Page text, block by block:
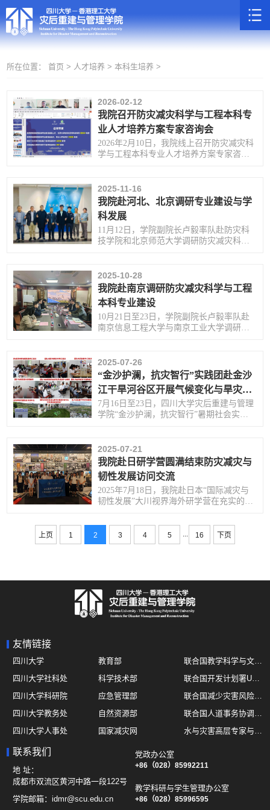
所在位置： 首页 > 人才培养 >本科生培养 >
2026-02-12
我院召开防灾减灾科学与工程本科专
业人才培养方案专家咨询会
2026年2月10日，我院线上召开防灾减灾科
学与工程本科专业人才培养方案专家咨询
2025-11-16
我院赴河北、北京调研专业建设与学
科发展
11月12日，学院副院长卢毅率队赴防灾科
技学院和北京师范大学调研防灾减灾科学
2025-10-28
我院赴南京调研防灾减灾科学与工程
本科专业建设
10月21日至23日，学院副院长卢毅率队赴
南京信息工程大学与南京工业大学调研防
2025-07-26
“金沙护澜，抗灾智行”实践团赴金沙
江干旱河谷区开展气候变化与旱灾调
研
7月16日至23日，四川大学灾后重建与管理
学院“金沙护澜，抗灾智行”暑期社会实践
2025-07-21
我院赴日研学营圆满结束防灾减灾与
韧性发展访问交流
2025年7月18日，我院赴日本“国际减灾与
韧性发展”大川视界海外研学营在充实的行
上页 1 2 3 4 5 ... 16 下页
友情链接
四川大学 教育部
联合国教学科学与文化组织UNESCO
四川大学社科处
科学技术部
联合国开发计划署UNDP
四川大学科研院
应急管理部
联合国减少灾害风险办公室UNDRR
四川大学教务处
自然资源部
联合国人道事务协调厅OCHA
四川大学人事处
国家减灾网
水与灾害高层专家与领导组 HELP
四川大学国际处
综合减灾信息服务平台
地震与火山研究室
联系我们
地 址：
成都市双流区黄河中路一段122号
学院邮箱：idmr@scu.edu.cn
党政办公室
+86（028）85992211
教学科研与学生管理办公室
+86（028）85996595